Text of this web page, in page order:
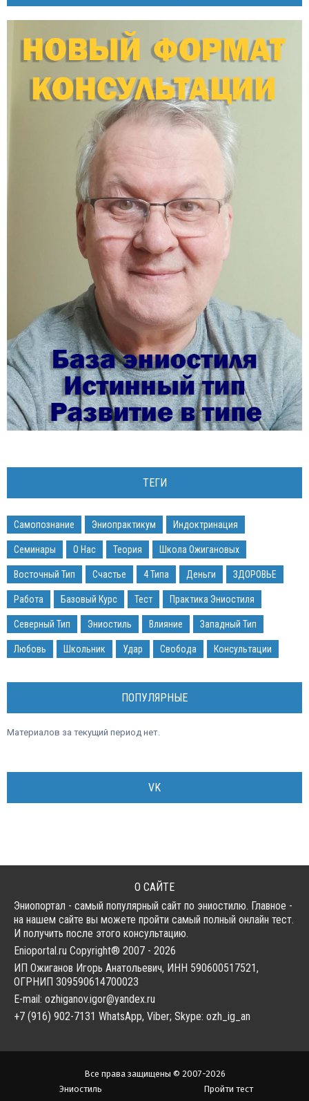
ТЕГИ
Самопознание Эниопрактикум Индоктринация
Семинары О Нас Теория Школа Ожигановых
Восточный Тип Счастье 4 Типа Деньги ЗДОРОВЬЕ
Работа Базовый Курс Тест Практика Эниостиля
Северный Тип Эниостиль Влияние Западный Тип
Любовь Школьник Удар Свобода Консультации
ПОПУЛЯРНЫЕ
Материалов за текущий период нет.
VK
О САЙТЕ
Эниопортал - самый популярный сайт по эниостилю. Главное -
на нашем сайте вы можете пройти самый полный онлайн тест.
И получить после этого консультацию.
Enioportal.ru Copyright® 2007 - 2026
ИП Ожиганов Игорь Анатольевич, ИНН 590600517521,
ОГРНИП 309590614700023
E-mail: ozhiganov.igor@yandex.ru
+7 (916) 902-7131 WhatsApp, Viber; Skype: ozh_ig_an
Все права защищены © 2007-2026
Эниостиль
Пройти тест